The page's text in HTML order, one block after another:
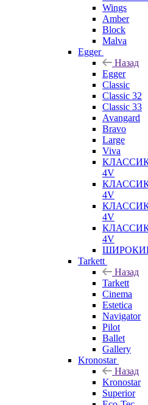
Wings
Amber
Block
Malva
Egger
Назад
Egger
Classic
Classic 32
Classic 33
Avangard
Bravo
Large
Viva
4V
4V
4V
4V
ШИРОКИЙ
Tarkett
Назад
Tarkett
Cinema
Estetica
Navigator
Pilot
Ballet
Gallery
Kronostar
Назад
Kronostar
Superior